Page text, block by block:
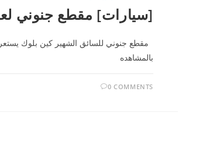
[سيارات] مقطع جنوني
مقطع جنوني للسائق الشهير كين بلوك
بالمشاهده
0 COMMENTS